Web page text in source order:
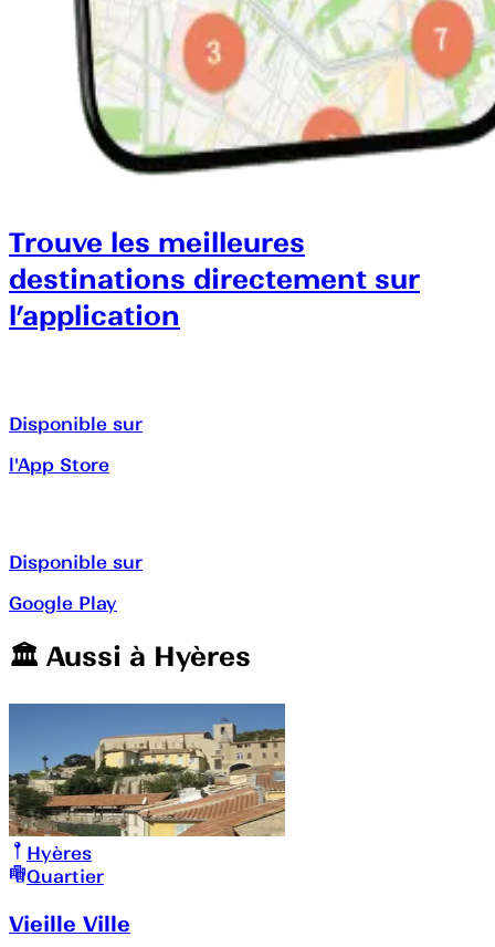
Trouve les meilleures
destinations directement sur
l’application
Disponible sur
l'App Store
Disponible sur
Google Play
🏛️️ Aussi à Hyères
Hyères
Quartier
Vieille Ville